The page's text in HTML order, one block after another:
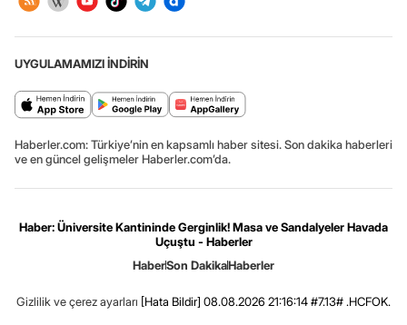
UYGULAMAMIZI İNDİRİN
Haberler.com: Türkiye’nin en kapsamlı haber sitesi. Son dakika haberleri
ve en güncel gelişmeler Haberler.com’da.
Haber: Üniversite Kantininde Gerginlik! Masa ve Sandalyeler Havada
Uçuştu - Haberler
HaberSon DakikaHaberler
Gizlilik ve çerez ayarları [Hata Bildir] 08.08.2026 21:16:14 #7.13# .HCFOK.